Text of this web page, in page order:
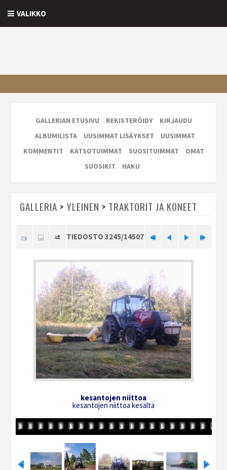
VALIKKO
GALLERIAN ETUSIVU REKISTERÖIDY
KIRJAUDU
ALBUMILISTA
UUSIMMAT LISÄYKSET
UUSIMMAT
KOMMENTIT
KATSOTUIMMAT SUOSITUIMMAT
OMAT
SUOSIKIT
HAKU
GALLERIA > YLEINEN > TRAKTORIT JA KONEET
TIEDOSTO 3245/14507
kesantojen niittoa
kesantojen niittoa kesältä